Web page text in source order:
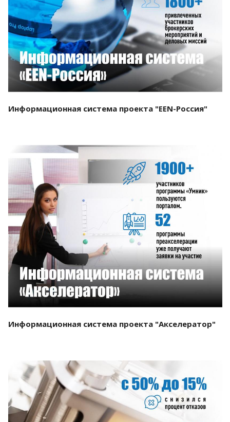
Смотреть проект
Информационная система проекта "EEN-Россия"
Смотреть проект
Информационная система проекта "Акселератор"